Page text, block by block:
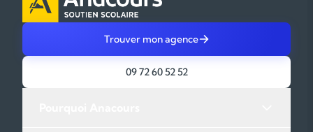
Trouver mon agence
09 72 60 52 52